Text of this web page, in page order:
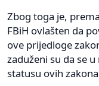
Zbog toga je,
FBiH ovlašten da
ove prijedloge
zaduženi su da se
statusu ovih